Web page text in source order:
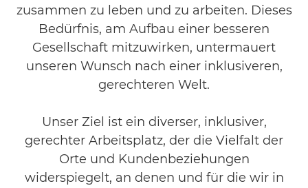
zusammen zu leben und zu arbeiten. Dieses
Bedürfnis, am Aufbau einer besseren
Gesellschaft mitzuwirken, untermauert
unseren Wunsch nach einer inklusiveren,
gerechteren Welt.
Unser Ziel ist ein diverser, inklusiver,
gerechter Arbeitsplatz, der die Vielfalt der
Orte und Kundenbeziehungen
widerspiegelt, an denen und für die wir in